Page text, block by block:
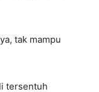
tak mampu
tersentuh